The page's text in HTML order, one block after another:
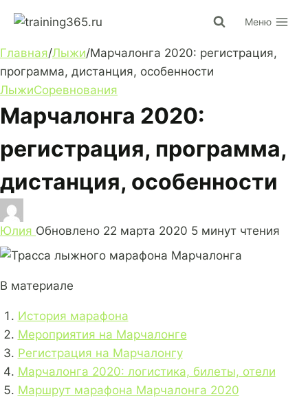
содержимому
Меню
Главная/Лыжи/Марчалонга 2020: регистрация,
программа, дистанция, особенности
ЛыжиСоревнования
Марчалонга 2020:
регистрация, программа,
дистанция, особенности
Юлия Обновлено 22 марта 2020 5 минут чтения
В материале
История марафона
Мероприятия на Марчалонге
Регистрация на Марчалонгу
Марчалонга 2020: логистика, билеты, отели
Маршрут марафона Марчалонга 2020